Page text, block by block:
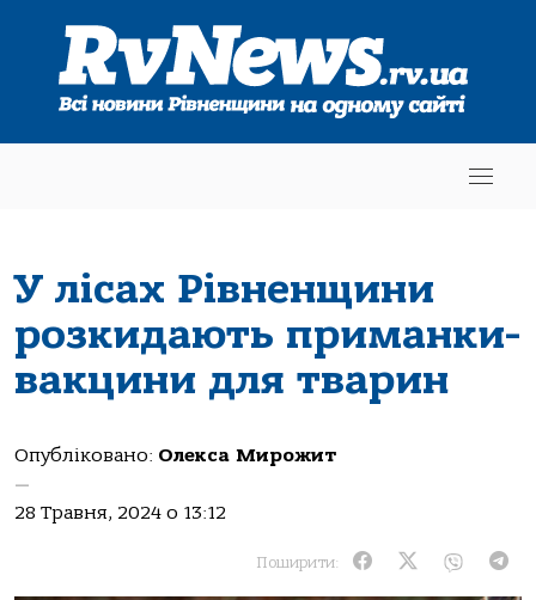
У лісах Рівненщини
розкидають приманки-
вакцини для тварин
Опубліковано: Олекса Мирожит
—
28 Травня, 2024 о 13:12
Поширити: